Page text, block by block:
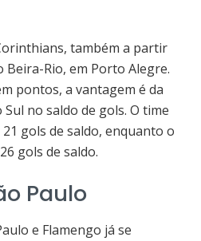
também a partir
Beira-Rio, em Porto Alegre.
pontos, a vantagem é da
no saldo de gols. O time
gols de saldo, enquanto o
gols de saldo.
Paulo
e Flamengo já se